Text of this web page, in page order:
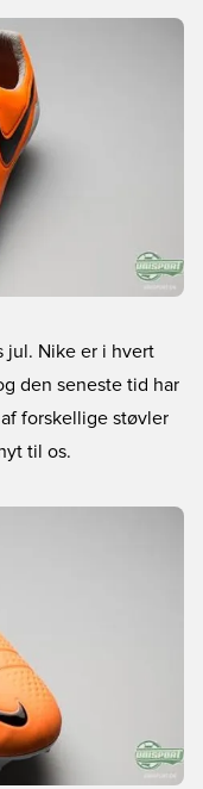
jul. Nike er i hvert
den seneste tid har
forskellige støvler
til os.